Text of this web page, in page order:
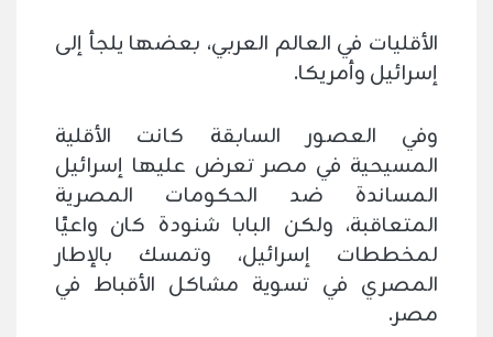
الأقليات في العالم العربي، بعضها يلجأ إلى
إسرائيل وأمريكا.
وفي العصور السابقة كانت الأقلية
المسيحية في مصر تعرض عليها إسرائيل
المساندة ضد الحكومات المصرية
المتعاقبة، ولكن البابا شنودة كان واعيًا
لمخططات إسرائيل، وتمسك بالإطار
المصري في تسوية مشاكل الأقباط في
مصر.